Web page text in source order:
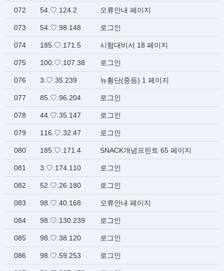
072 54.♡.124.2 오류안내 페이지
073 54.♡.98.148 로그인
074 185.♡.171.5 시험대비서 18 페이지
075 100.♡.107.38 로그인
076 3.♡.35.239 뉴횡단(중등) 1 페이지
077 85.♡.96.204 로그인
078 44.♡.35.147 로그인
079 116.♡.32.47 로그인
080 185.♡.171.4 SNACK개념프린트 65 페이지
081 3.♡.174.110 로그인
082 52.♡.26.180 로그인
083 98.♡.40.168 오류안내 페이지
084 98.♡.130.239 로그인
085 98.♡.38.120 로그인
086 98.♡.59.253 로그인